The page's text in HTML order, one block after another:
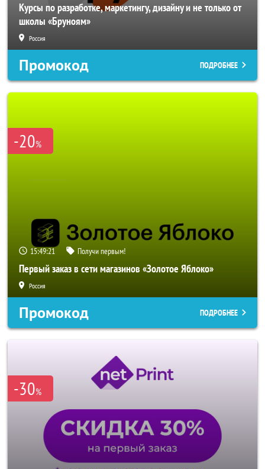
Курсы по разработке, маркетингу, дизайну и не только от
школы «Бруноям»
Россия
Промокод ПОДРОБНЕЕ
-20%
15:49:19 Получи первым!
Первый заказ в сети магазинов «Золотое Яблоко»
Россия
Промокод ПОДРОБНЕЕ
-30%